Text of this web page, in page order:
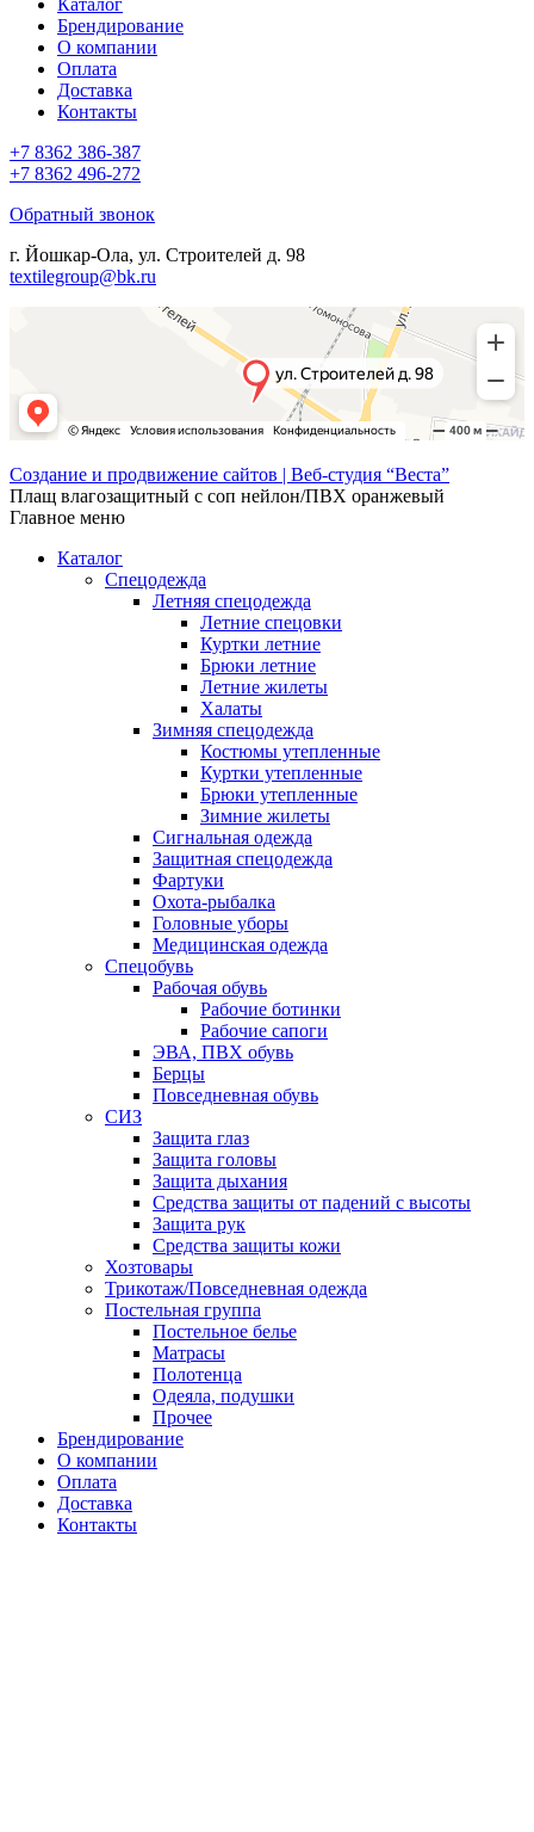
Каталог
Брендирование
О компании
Оплата
Доставка
Контакты
+7 8362 386-387
+7 8362 496-272
Обратный звонок
г. Йошкар-Ола, ул. Строителей д. 98
textilegroup@bk.ru
Создание и продвижение сайтов | Веб-студия “Веста”
Плащ влагозащитный с соп нейлон/ПВХ оранжевый
Главное меню
Каталог
Спецодежда
Летняя спецодежда
Летние спецовки
Куртки летние
Брюки летние
Летние жилеты
Халаты
Зимняя спецодежда
Костюмы утепленные
Куртки утепленные
Брюки утепленные
Зимние жилеты
Сигнальная одежда
Защитная спецодежда
Фартуки
Охота-рыбалка
Головные уборы
Медицинская одежда
Спецобувь
Рабочая обувь
Рабочие ботинки
Рабочие сапоги
ЭВА, ПВХ обувь
Берцы
Повседневная обувь
СИЗ
Защита глаз
Защита головы
Защита дыхания
Средства защиты от падений с высоты
Защита рук
Средства защиты кожи
Хозтовары
Трикотаж/Повседневная одежда
Постельная группа
Постельное белье
Матрасы
Полотенца
Одеяла, подушки
Прочее
Брендирование
О компании
Оплата
Доставка
Контакты